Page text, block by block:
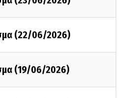
(22/06/2026)
(19/06/2026)